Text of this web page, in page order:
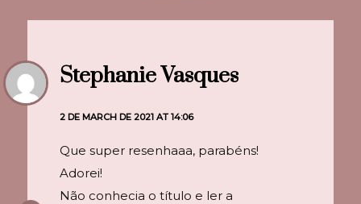
Stephanie Vasques
2 DE MARCH DE 2021 AT 14:06
Que super resenhaaa, parabéns!
Adorei!
Não conhecia o título e ler a